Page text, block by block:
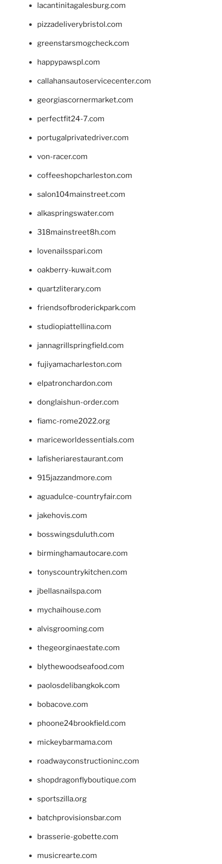
lacantinitagalesburg.com
pizzadeliverybristol.com
greenstarsmogcheck.com
happypawspl.com
callahansautoservicecenter.com
georgiascornermarket.com
perfectfit24-7.com
portugalprivatedriver.com
von-racer.com
coffeeshopcharleston.com
salon104mainstreet.com
alkaspringswater.com
318mainstreet8h.com
lovenailsspari.com
oakberry-kuwait.com
quartzliterary.com
friendsofbroderickpark.com
studiopiattellina.com
jannagrillspringfield.com
fujiyamacharleston.com
elpatronchardon.com
donglaishun-order.com
fiamc-rome2022.org
mariceworldessentials.com
lafisheriarestaurant.com
915jazzandmore.com
aguadulce-countryfair.com
jakehovis.com
bosswingsduluth.com
birminghamautocare.com
tonyscountrykitchen.com
jbellasnailspa.com
mychaihouse.com
alvisgrooming.com
thegeorginaestate.com
blythewoodseafood.com
paolosdelibangkok.com
bobacove.com
phoone24brookfield.com
mickeybarmama.com
roadwayconstructioninc.com
shopdragonflyboutique.com
sportszilla.org
batchprovisionsbar.com
brasserie-gobette.com
musicrearte.com